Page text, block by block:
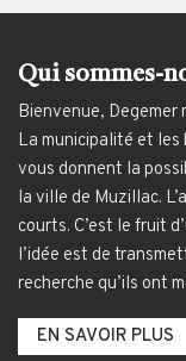
Qui sommes-
Bienvenue, Degemer
La municipalité et les
vous donnent la
la ville de Muzillac.
courts. C’est le fruit
l’idée est de
recherche qu’ils ont
EN SAVOIR PLUS